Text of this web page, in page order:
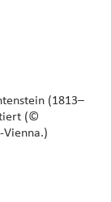
(1813–
(©
Vienna.)